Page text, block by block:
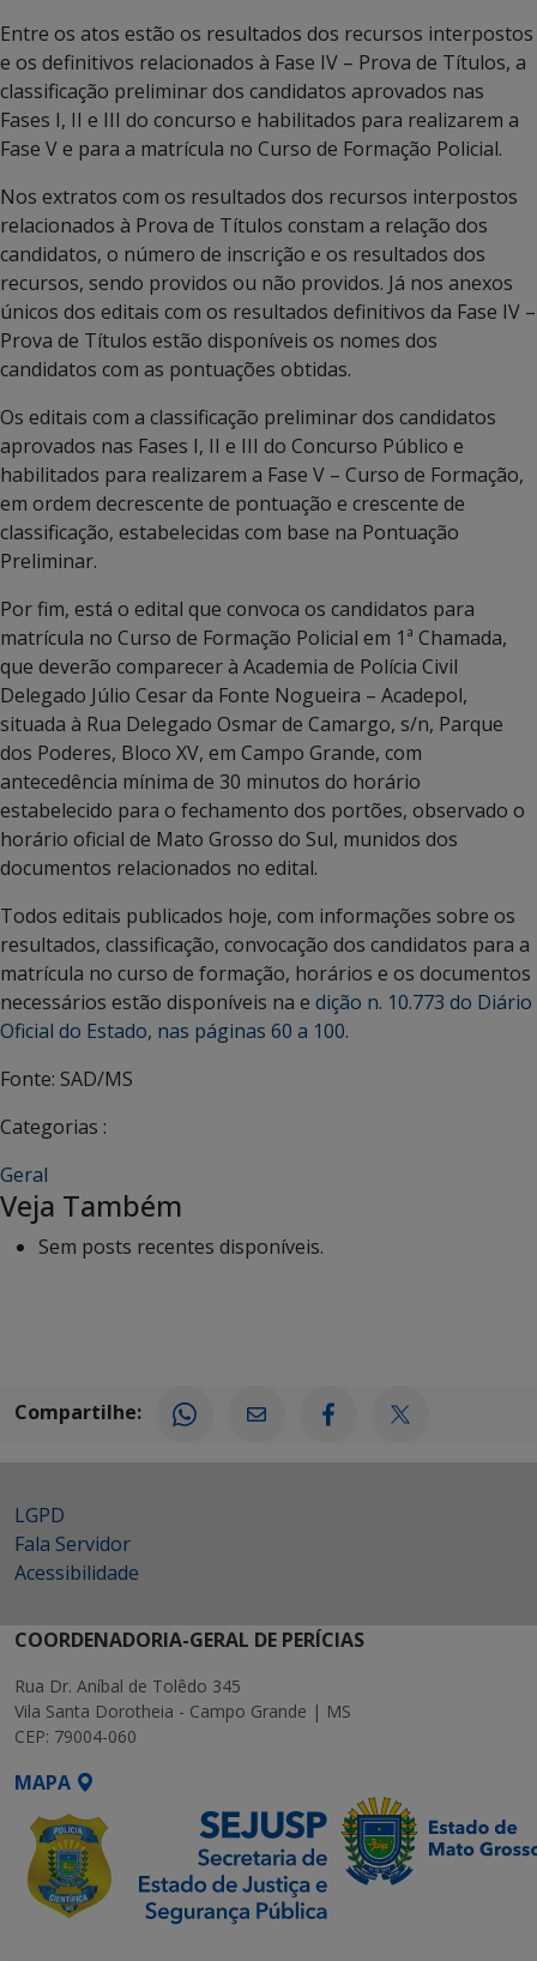
Entre os atos estão os resultados dos recursos interpostos
e os definitivos relacionados à Fase IV – Prova de Títulos, a
classificação preliminar dos candidatos aprovados nas
Fases I, II e III do concurso e habilitados para realizarem a
Fase V e para a matrícula no Curso de Formação Policial.
Nos extratos com os resultados dos recursos interpostos
relacionados à Prova de Títulos constam a relação dos
candidatos, o número de inscrição e os resultados dos
recursos, sendo providos ou não providos. Já nos anexos
únicos dos editais com os resultados definitivos da Fase IV –
Prova de Títulos estão disponíveis os nomes dos
candidatos com as pontuações obtidas.
Os editais com a classificação preliminar dos candidatos
aprovados nas Fases I, II e III do Concurso Público e
habilitados para realizarem a Fase V – Curso de Formação,
em ordem decrescente de pontuação e crescente de
classificação, estabelecidas com base na Pontuação
Preliminar.
Por fim, está o edital que convoca os candidatos para
matrícula no Curso de Formação Policial em 1ª Chamada,
que deverão comparecer à Academia de Polícia Civil
Delegado Júlio Cesar da Fonte Nogueira – Acadepol,
situada à Rua Delegado Osmar de Camargo, s/n, Parque
dos Poderes, Bloco XV, em Campo Grande, com
antecedência mínima de 30 minutos do horário
estabelecido para o fechamento dos portões, observado o
horário oficial de Mato Grosso do Sul, munidos dos
documentos relacionados no edital.
Todos editais publicados hoje, com informações sobre os
resultados, classificação, convocação dos candidatos para a
matrícula no curso de formação, horários e os documentos
necessários estão disponíveis na e dição n. 10.773 do Diário
Oficial do Estado, nas páginas 60 a 100.
Fonte: SAD/MS
Categorias :
Geral
Veja Também
Sem posts recentes disponíveis.
Compartilhe:
LGPD
Fala Servidor
Acessibilidade
COORDENADORIA-GERAL DE PERÍCIAS
Rua Dr. Aníbal de Tolêdo 345
Vila Santa Dorotheia - Campo Grande | MS
CEP: 79004-060
MAPA